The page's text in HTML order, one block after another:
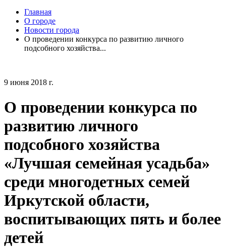
Главная
О городе
Новости города
О проведении конкурса по развитию личного
подсобного хозяйства...
9 июня 2018 г.
О проведении конкурса по
развитию личного
подсобного хозяйства
«Лучшая семейная усадьба»
среди многодетных семей
Иркутской области,
воспитывающих пять и более
детей